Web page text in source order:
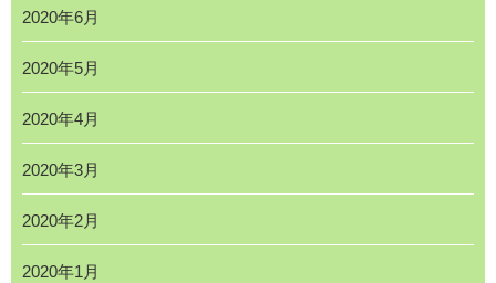
2020年6月
2020年5月
2020年4月
2020年3月
2020年2月
2020年1月